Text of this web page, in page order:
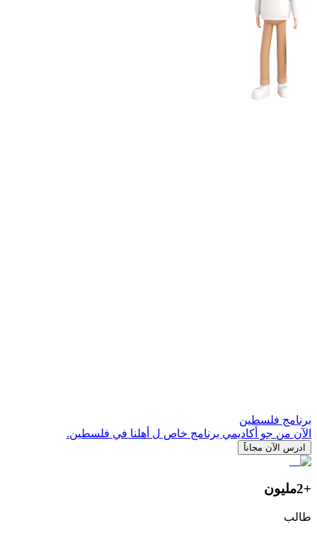
برنامج فلسطين
الآن من جو أكاديمي برنامج خاص ل أهلنا في فلسطين.
ادرس الآن مجاناََ
+2 مليون
طالب